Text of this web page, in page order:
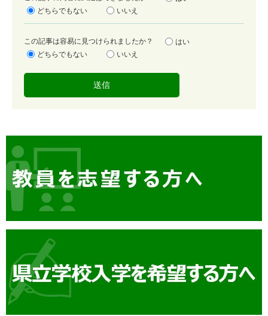
足
どちらでもない
いいえ
容
易
この記事は容易に見つけられましたか？
はい
どちらでもない
いいえ